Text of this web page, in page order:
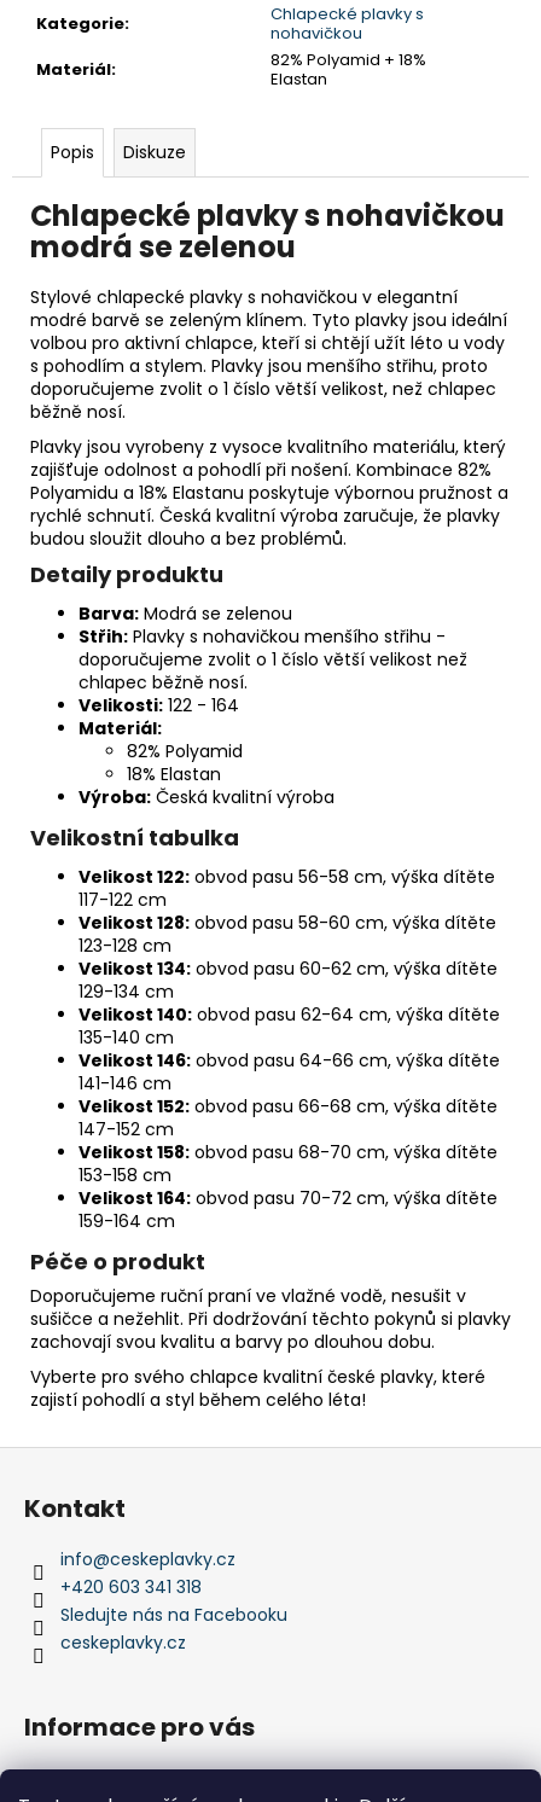
Kategorie:
Chlapecké plavky s
nohavičkou
Materiál:
82% Polyamid + 18%
Elastan
Popis Diskuze
Chlapecké plavky s nohavičkou
modrá se zelenou
Stylové chlapecké plavky s nohavičkou v elegantní
modré barvě se zeleným klínem. Tyto plavky jsou ideální
volbou pro aktivní chlapce, kteří si chtějí užít léto u vody
s pohodlím a stylem. Plavky jsou menšího střihu, proto
doporučujeme zvolit o 1 číslo větší velikost, než chlapec
běžně nosí.
Plavky jsou vyrobeny z vysoce kvalitního materiálu, který
zajišťuje odolnost a pohodlí při nošení. Kombinace 82%
Polyamidu a 18% Elastanu poskytuje výbornou pružnost a
rychlé schnutí. Česká kvalitní výroba zaručuje, že plavky
budou sloužit dlouho a bez problémů.
Detaily produktu
Barva: Modrá se zelenou
Střih: Plavky s nohavičkou menšího střihu -
doporučujeme zvolit o 1 číslo větší velikost než
chlapec běžně nosí.
Velikosti: 122 - 164
Materiál:
82% Polyamid
18% Elastan
Výroba: Česká kvalitní výroba
Velikostní tabulka
Velikost 122: obvod pasu 56-58 cm, výška dítěte
117-122 cm
Velikost 128: obvod pasu 58-60 cm, výška dítěte
123-128 cm
Velikost 134: obvod pasu 60-62 cm, výška dítěte
129-134 cm
Velikost 140: obvod pasu 62-64 cm, výška dítěte
135-140 cm
Velikost 146: obvod pasu 64-66 cm, výška dítěte
141-146 cm
Velikost 152: obvod pasu 66-68 cm, výška dítěte
147-152 cm
Velikost 158: obvod pasu 68-70 cm, výška dítěte
153-158 cm
Velikost 164: obvod pasu 70-72 cm, výška dítěte
159-164 cm
Péče o produkt
Doporučujeme ruční praní ve vlažné vodě, nesušit v
sušičce a nežehlit. Při dodržování těchto pokynů si plavky
zachovají svou kvalitu a barvy po dlouhou dobu.
Vyberte pro svého chlapce kvalitní české plavky, které
zajistí pohodlí a styl během celého léta!
Kč
Kontakt
info@ceskeplavky.cz
+420 603 341 318
Sledujte nás na Facebooku
ceskeplavky.cz
Informace pro vás